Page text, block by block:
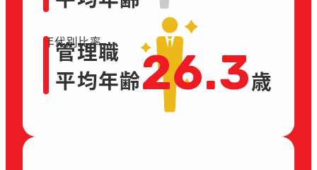
年代別比率
管理職
平均年齢26.3歳